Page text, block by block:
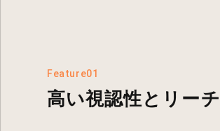
Feature01
高い視認性とリー